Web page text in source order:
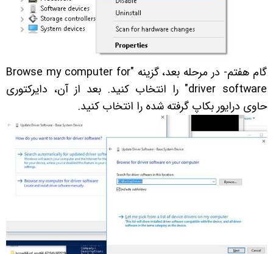
گام هفتم- در مرحله بعد، گزینه "Browse my computer for
driver software" را انتخاب کنید. بعد از آن، دایرکتوری
حاوی درایور بکاپ گرفته شده را انتخاب کنید.